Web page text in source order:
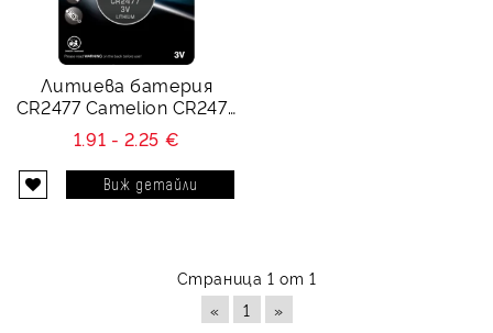
Литиева батерия
CR2477 Camelion CR2477
- 3V
1.91 - 2.25 €
Виж детайли
Страница 1 от 1
«
1 »